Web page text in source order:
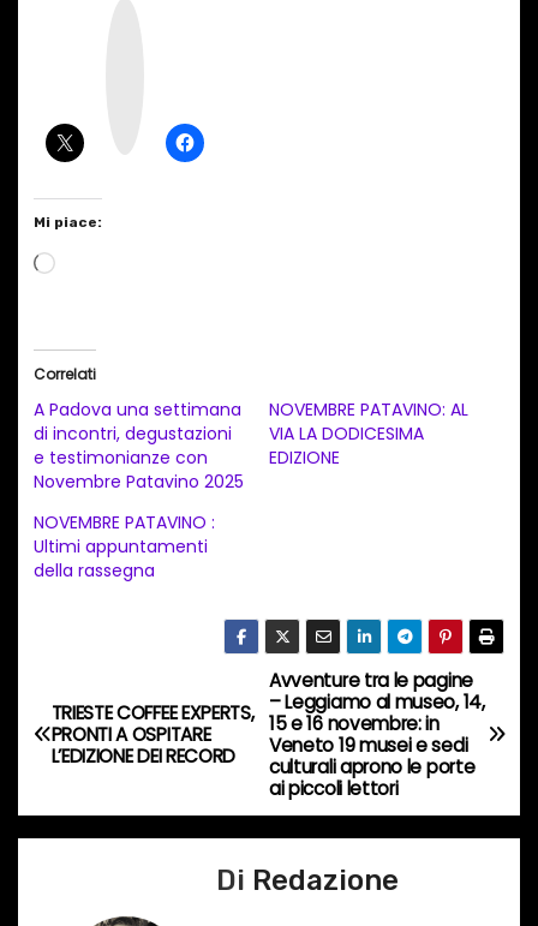
Mi piace:
C
a
m
e
n
t
o
r
o
Correlati
A Padova una settimana
di incontri, degustazioni
e testimonianze con
Novembre Patavino 2025
NOVEMBRE PATAVINO: AL
VIA LA DODICESIMA
EDIZIONE
NOVEMBRE PATAVINO :
Ultimi appuntamenti
della rassegna
N
a
i
Avventure tra le pagine
– Leggiamo al museo, 14,
15 e 16 novembre: in
Veneto 19 musei e sedi
culturali aprono le porte
ai piccoli lettori
TRIESTE COFFEE EXPERTS,
PRONTI A OSPITARE
L’EDIZIONE DEI RECORD
Di Redazione